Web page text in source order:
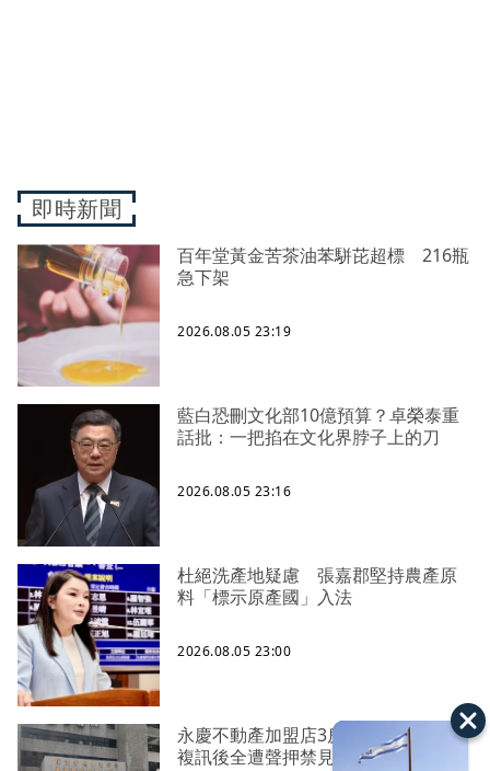
即時新聞
百年堂黃金苦茶油苯駢芘超標 216瓶
急下架
2026.08.05 23:19
藍白恐刪文化部10億預算？卓榮泰重
話批：一把掐在文化界脖子上的刀
2026.08.05 23:16
杜絕洗產地疑慮 張嘉郡堅持農產原
料「標示原產國」入法
2026.08.05 23:00
永慶不動產加盟店3房仲涉洩露個資
複訊後全遭聲押禁見